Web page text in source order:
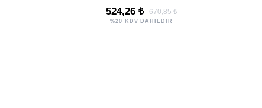
524,26 ₺ 670,85 ₺
%20 KDV DAHİLDİR